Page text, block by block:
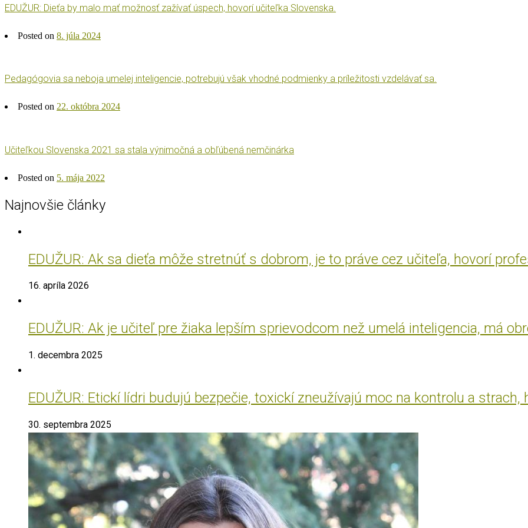
EDUŽUR: Dieťa by malo mať možnosť zažívať úspech, hovorí učiteľka Slovenska.
Posted on 8. júla 2024
Pedagógovia sa neboja umelej inteligencie, potrebujú však vhodné podmienky a príležitosti vzdelávať sa.
Posted on 22. októbra 2024
Učiteľkou Slovenska 2021 sa stala výnimočná a obľúbená nemčinárka
Posted on 5. mája 2022
Najnovšie články
EDUŽUR: Ak sa dieťa môže stretnúť s dobrom, je to práve cez učiteľa, hovorí
16. apríla 2026
EDUŽUR: Ak je učiteľ pre žiaka lepším sprievodcom než umelá inteligencia, má
1. decembra 2025
EDUŽUR: Etickí lídri budujú bezpečie, toxickí zneužívajú moc na kontrolu a strach,
30. septembra 2025